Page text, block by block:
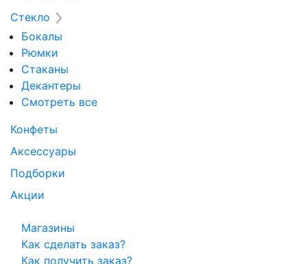
Стекло
Бокалы
Рюмки
Стаканы
Декантеры
Смотреть все
Конфеты
Аксессуары
Подборки
Акции
Магазины
Как сделать заказ?
Как получить заказ?